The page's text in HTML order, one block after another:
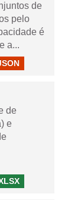
de
pelo
é
a...
de
e